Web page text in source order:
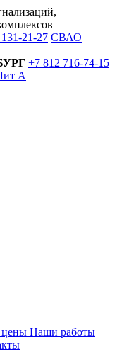
131-21-27 СВАО
+7 812 716-74-15
А
цены Наши работы